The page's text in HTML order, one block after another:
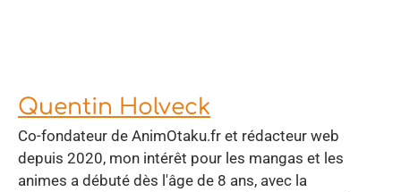
Quentin Holveck
Co-fondateur de AnimOtaku.fr et rédacteur web
depuis 2020, mon intérêt pour les mangas et les
animes a débuté dès l'âge de 8 ans, avec la